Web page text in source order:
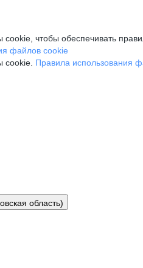
чтобы обеспечивать
файлов cookie
cookie. Правила использования
область)